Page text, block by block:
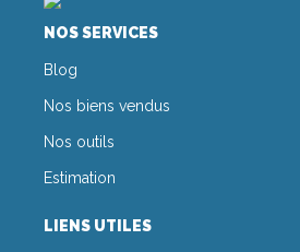
NOS SERVICES
Blog
Nos biens vendus
Nos outils
Estimation
LIENS UTILES